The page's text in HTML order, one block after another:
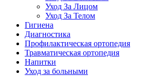
Уход За Лицом
Уход За Телом
Гигиена
Диагностика
Профилактическая ортопедия
Травматическая ортопедия
Напитки
Уход за больными